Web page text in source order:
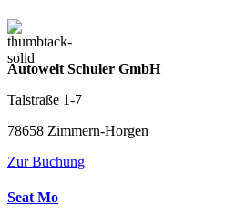
Autowelt Schuler GmbH
Talstraße 1-7
78658 Zimmern-Horgen
Zur Buchung
Seat Mo